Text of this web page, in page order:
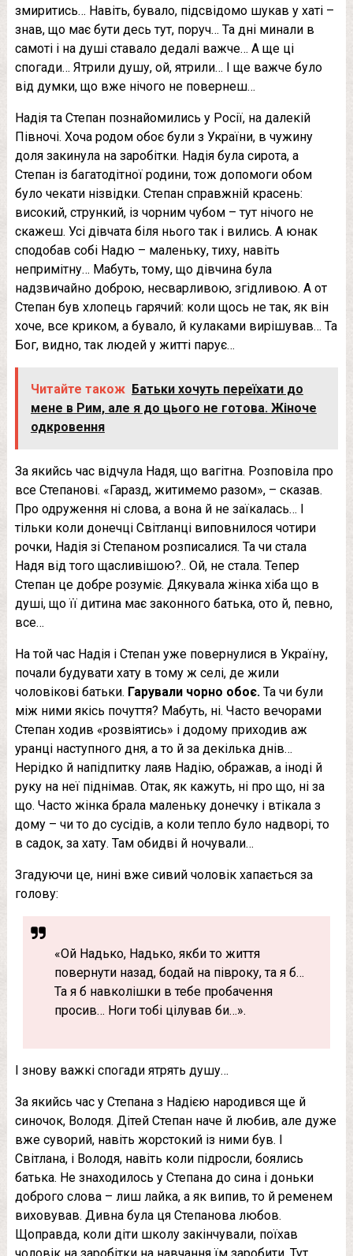
змиритись… Навіть, бувало, підсвідомо шукав у хаті –
знав, що має бути десь тут, поруч… Та дні минали в
самоті і на душі ставало дедалі важче… А ще ці
спогади… Ятрили душу, ой, ятрили… І ще важче було
від думки, що вже нічого не повернеш…
Надія та Степан познайомились у Росії, на далекій
Півночі. Хоча родом обоє були з України, в чужину
доля закинула на заробітки. Надія була сирота, а
Степан із багатодітної родини, тож допомоги обом
було чекати нізвідки. Степан справжній красень:
високий, стрункий, із чорним чубом – тут нічого не
скажеш. Усі дівчата біля нього так і вились. А юнак
сподобав собі Надю – маленьку, тиху, навіть
непримітну… Мабуть, тому, що дівчина була
надзвичайно доброю, несварливою, згідливою. А от
Степан був хлопець гарячий: коли щось не так, як він
хоче, все криком, а бувало, й кулаками вирішував… Та
Бог, видно, так людей у житті парує…
Читайте також Батьки хочуть переїхати до
мене в Рим, але я до цього не готова. Жіноче
одкровення
За якийсь час відчула Надя, що вaгiтна. Розповіла про
все Степанові. «Гаразд, житимемо разом», – сказав.
Про одруження ні слова, а вона й не заїкалась… І
тільки коли донечці Світланці виповнилося чотири
рочки, Надія зі Степаном розписалися. Та чи стала
Надя від того щасливішою?.. Ой, не стала. Тепер
Степан це добре розуміє. Дякувала жінка хіба що в
душі, що її дитина має законного батька, ото й, певно,
все…
На той час Надія і Степан уже повернулися в Україну,
почали будувати хату в тому ж селі, де жили
чоловікові батьки. Гарували чорно обоє. Та чи були
між ними якісь почуття? Мабуть, ні. Часто вечорами
Степан ходив «розвіятись» і додому приходив аж
уранці наступного дня, а то й за декілька днів…
Нерідко й напідпитку лaяв Надію, ображав, а іноді й
руку на неї піднімав. Отак, як кажуть, ні про що, ні за
що. Часто жінка брала маленьку донечку і втікала з
дому – чи то до сусідів, а коли тепло було надворі, то
в садок, за хату. Там обидві й ночували…
Згадуючи це, нині вже сивий чоловік хапається за
голову:
«Ой Надько, Надько, якби то життя
повернути назад, бодай на півроку, та я б…
Та я б навколішки в тебе пробачення
просив… Ноги тобі цілував би…».
І знову важкі спогади ятрять душу…
За якийсь час у Степана з Надією народився ще й
синочок, Володя. Дітей Степан наче й любив, але дуже
вже суворий, навіть жорстокий із ними був. І
Світлана, і Володя, навіть коли підросли, боялись
батька. Не знаходилось у Степана до сина і доньки
доброго слова – лиш лaйка, а як випив, то й ременем
виховував. Дивна була ця Степанова любов.
Щоправда, коли діти школу закінчували, поїхав
чоловік на заробітки на навчання їм заробити. Тут